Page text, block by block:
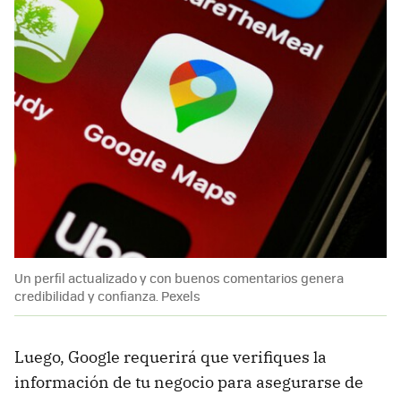
Un perfil actualizado y con buenos comentarios genera
credibilidad y confianza. Pexels
Luego, Google requerirá que verifiques la
información de tu negocio para asegurarse de